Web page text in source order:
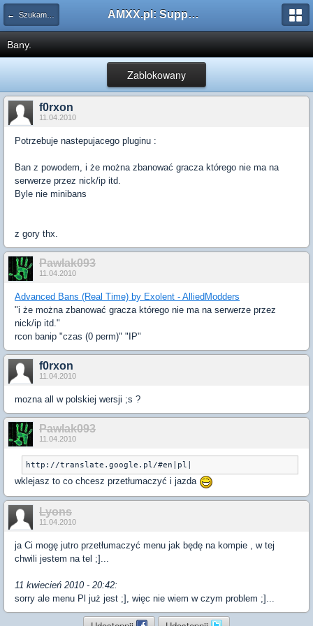
← Szukam pluginu AMXX.pl: Support AMX Mod X i SourceMod
Bany.
Zablokowany
f0rxon
11.04.2010
Potrzebuje nastepujacego pluginu :
Ban z powodem, i że można zbanować gracza którego nie ma na
serwerze przez nick/ip itd.
Byle nie minibans
z gory thx.
Pawlak093
11.04.2010
Advanced Bans (Real Time) by Exolent - AlliedModders
"i że można zbanować gracza którego nie ma na serwerze przez
nick/ip itd."
rcon banip "czas (0 perm)" "IP"
f0rxon
11.04.2010
mozna all w polskiej wersji ;s ?
Pawlak093
11.04.2010
http://translate.google.pl/#en|pl|
wklejasz to co chcesz przetłumaczyć i jazda
Lyons
11.04.2010
ja Ci mogę jutro przetłumaczyć menu jak będę na kompie , w tej
chwili jestem na tel ;]...
11 kwiecień 2010 - 20:42:
sorry ale menu Pl już jest ;], więc nie wiem w czym problem ;]...